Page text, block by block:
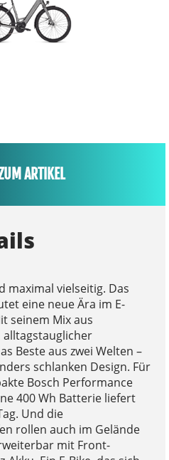
ARTIKEL
maximal vielseitig. Das
eine neue Ära im E-
seinem Mix aus
Beste aus zwei Welten –
schlanken Design. Für
Bosch Performance
400 Wh Batterie liefert
Und die
rollen auch im Gelände
mit Front-